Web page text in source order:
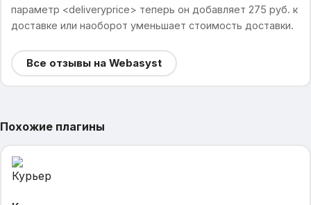
параметр <deliveryprice> теперь он добавляет 275 руб. к
доставке или наоборот уменьшает стоимость доставки.
Все отзывы на Webasyst
Похожие плагины